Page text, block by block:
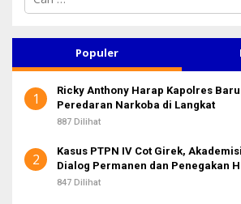
i
n
u
k
Populer
1
Ricky Anthony Harap Kapolres
Peredaran Narkoba di Langkat
887 Dilihat
2
Kasus PTPN IV Cot Girek,
Dialog Permanen dan Penegakan
847 Dilihat